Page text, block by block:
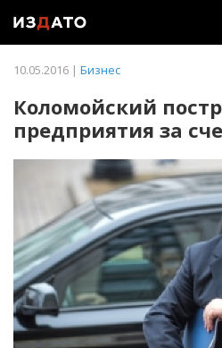
10.05.2016 | Бизнес
Коломойский
предприятия за